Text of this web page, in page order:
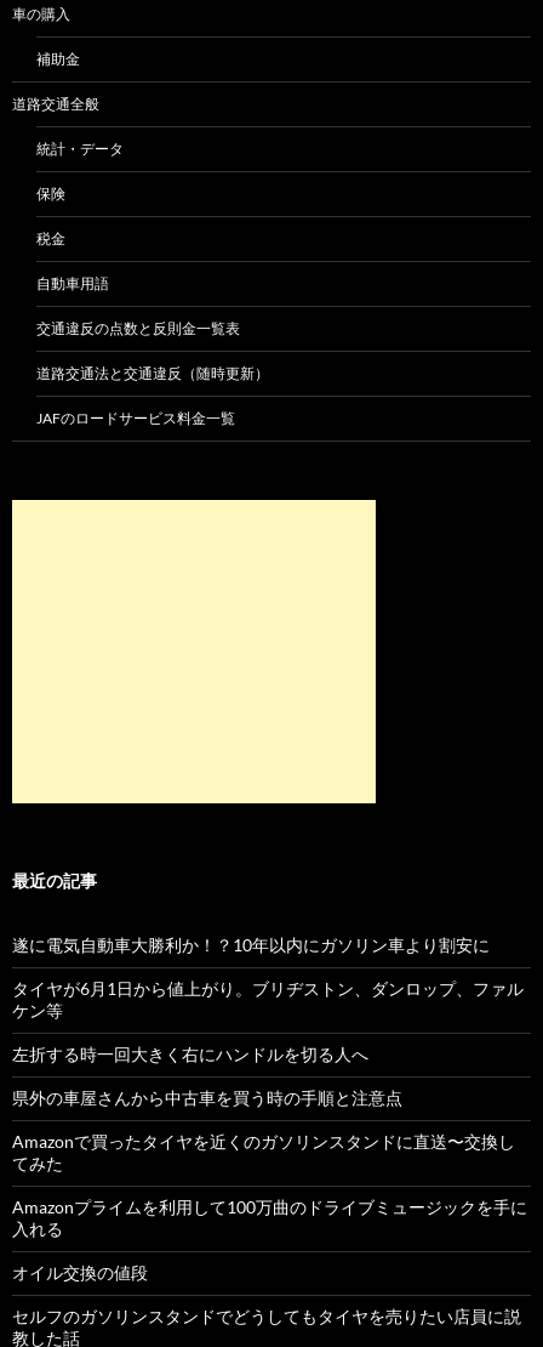
車の購入
補助金
道路交通全般
統計・データ
保険
税金
自動車用語
交通違反の点数と反則金一覧表
道路交通法と交通違反（随時更新）
JAFのロードサービス料金一覧
最近の記事
遂に電気自動車大勝利か！？10年以内にガソリン車より割安に
タイヤが6月1日から値上がり。ブリヂストン、ダンロップ、ファル
ケン等
左折する時一回大きく右にハンドルを切る人へ
県外の車屋さんから中古車を買う時の手順と注意点
Amazonで買ったタイヤを近くのガソリンスタンドに直送〜交換し
てみた
Amazonプライムを利用して100万曲のドライブミュージックを手に
入れる
オイル交換の値段
セルフのガソリンスタンドでどうしてもタイヤを売りたい店員に説
教した話